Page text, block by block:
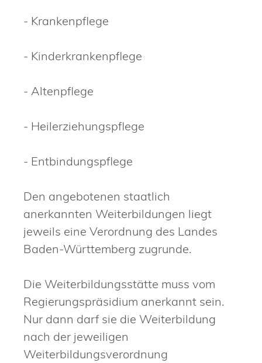
- Krankenpflege
- Kinderkrankenpflege
- Altenpflege
- Heilerziehungspflege
- Entbindungspflege
Den angebotenen staatlich
anerkannten Weiterbildungen liegt
jeweils eine Verordnung des Landes
Baden-Württemberg zugrunde.
Die Weiterbildungsstätte muss vom
Regierungspräsidium anerkannt sein.
Nur dann darf sie die Weiterbildung
nach der jeweiligen
Weiterbildungsverordnung